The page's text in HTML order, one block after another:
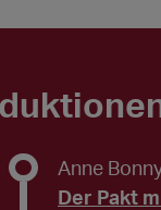
Anne
Der Pakt